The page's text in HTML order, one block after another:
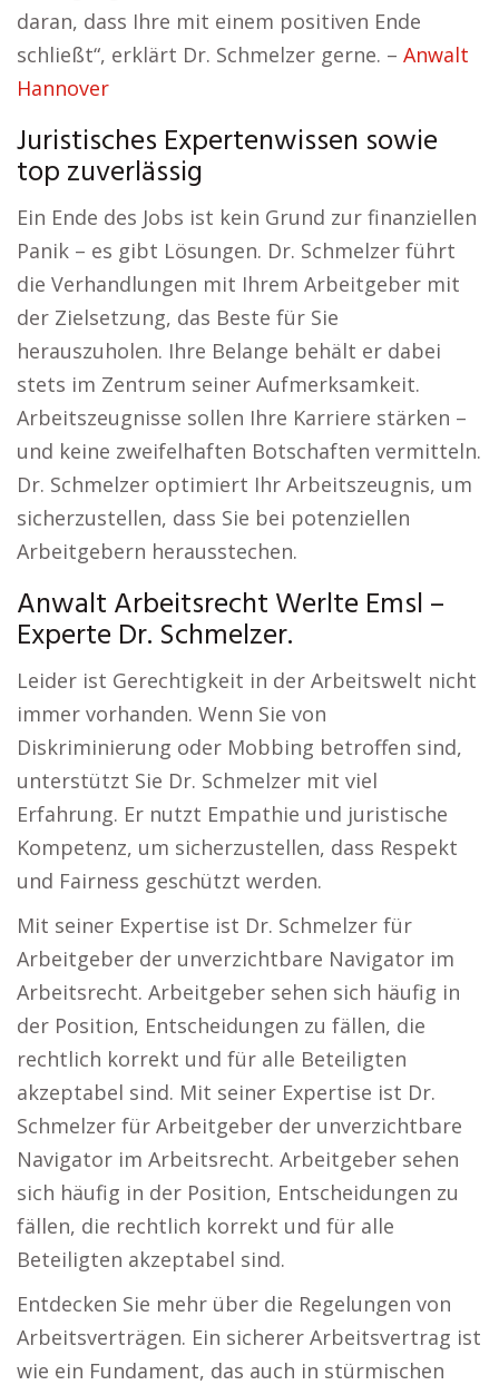
daran, dass Ihre mit einem positiven Ende
schließt“, erklärt Dr. Schmelzer gerne. – Anwalt
Hannover
Juristisches Expertenwissen sowie
top zuverlässig
Ein Ende des Jobs ist kein Grund zur finanziellen
Panik – es gibt Lösungen. Dr. Schmelzer führt
die Verhandlungen mit Ihrem Arbeitgeber mit
der Zielsetzung, das Beste für Sie
herauszuholen. Ihre Belange behält er dabei
stets im Zentrum seiner Aufmerksamkeit.
Arbeitszeugnisse sollen Ihre Karriere stärken –
und keine zweifelhaften Botschaften vermitteln.
Dr. Schmelzer optimiert Ihr Arbeitszeugnis, um
sicherzustellen, dass Sie bei potenziellen
Arbeitgebern herausstechen.
Anwalt Arbeitsrecht Werlte Emsl –
Experte Dr. Schmelzer.
Leider ist Gerechtigkeit in der Arbeitswelt nicht
immer vorhanden. Wenn Sie von
Diskriminierung oder Mobbing betroffen sind,
unterstützt Sie Dr. Schmelzer mit viel
Erfahrung. Er nutzt Empathie und juristische
Kompetenz, um sicherzustellen, dass Respekt
und Fairness geschützt werden.
Mit seiner Expertise ist Dr. Schmelzer für
Arbeitgeber der unverzichtbare Navigator im
Arbeitsrecht. Arbeitgeber sehen sich häufig in
der Position, Entscheidungen zu fällen, die
rechtlich korrekt und für alle Beteiligten
akzeptabel sind. Mit seiner Expertise ist Dr.
Schmelzer für Arbeitgeber der unverzichtbare
Navigator im Arbeitsrecht. Arbeitgeber sehen
sich häufig in der Position, Entscheidungen zu
fällen, die rechtlich korrekt und für alle
Beteiligten akzeptabel sind.
Entdecken Sie mehr über die Regelungen von
Arbeitsverträgen. Ein sicherer Arbeitsvertrag ist
wie ein Fundament, das auch in stürmischen